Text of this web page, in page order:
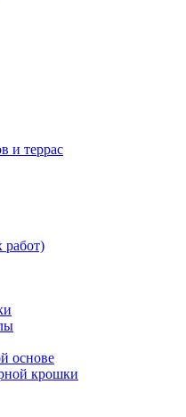
и террас
работ)
основе
крошки